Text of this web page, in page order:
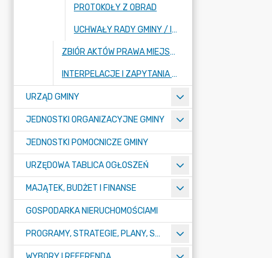
PROTOKOŁY Z OBRAD
UCHWAŁY RADY GMINY / IMIENNE WYKAZY GŁOSOWAŃ
ZBIÓR AKTÓW PRAWA MIEJSCOWEGO
INTERPELACJE I ZAPYTANIA RADNYCH
URZĄD GMINY
JEDNOSTKI ORGANIZACYJNE GMINY
JEDNOSTKI POMOCNICZE GMINY
URZĘDOWA TABLICA OGŁOSZEŃ
MAJĄTEK, BUDŻET I FINANSE
GOSPODARKA NIERUCHOMOŚCIAMI
PROGRAMY, STRATEGIE, PLANY, SPRAWOZDANIA I OPRACOWANIA